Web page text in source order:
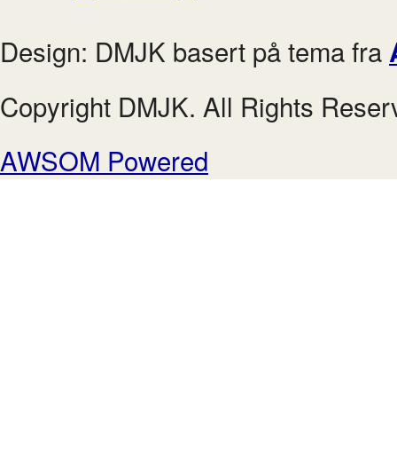
Design: DMJK basert på tema fra
Copyright DMJK. All Rights
AWSOM Powered